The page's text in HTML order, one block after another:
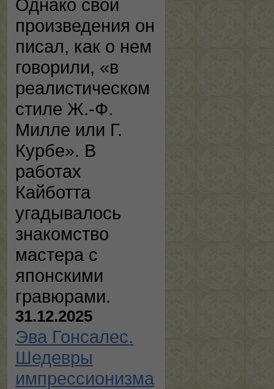
Однако свои
произведения он
писал, как о нем
говорили, «в
реалистическом
стиле Ж.-Ф.
Милле или Г.
Курбе». В
работах
Кайботта
угадывалось
знакомство
мастера с
японскими
гравюрами.
31.12.2025
Эва Гонсалес.
Шедевры
импрессионизма